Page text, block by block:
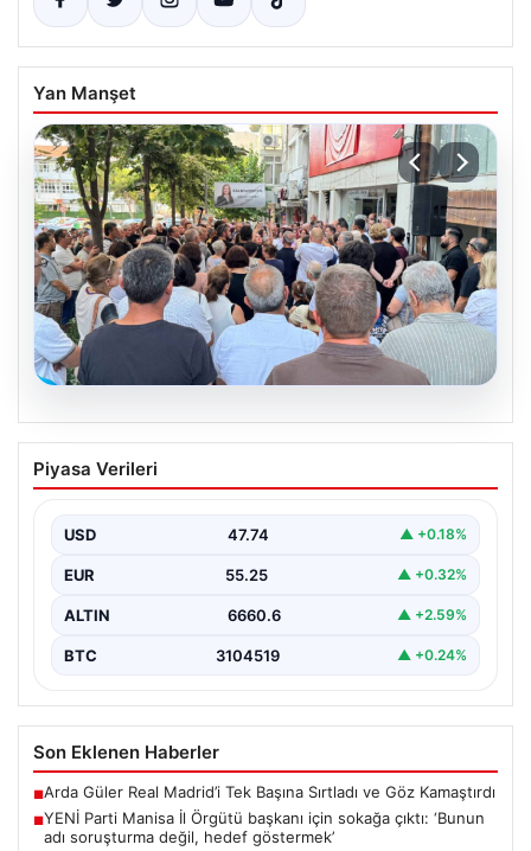
Yan Manşet
YENİ Parti Manisa İl Örgütü başkanı için
sokağa çıktı: ‘Bunun adı soruşturma
{ “title”: “YENİ Parti Manisa İl Örgütü Başkanı Sokağa
Piyasa Verileri
USD 47.74 ▲ +0.18%
EUR 55.25 ▲ +0.32%
ALTIN 6660.6 ▲ +2.59%
BTC 3104519 ▲ +0.24%
Son Eklenen Haberler
■Arda Güler Real Madrid’i Tek Başına Sırtladı ve Göz Kamaştırdı
■YENİ Parti Manisa İl Örgütü başkanı için sokağa çıktı: ‘Bunun
adı soruşturma değil, hedef göstermek’